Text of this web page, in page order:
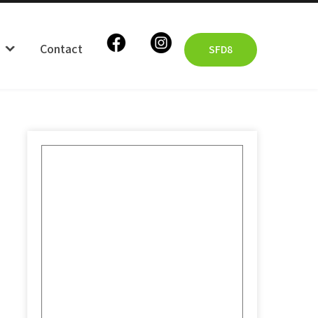
Contact SFD8